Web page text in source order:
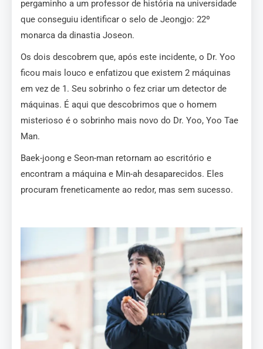
pergaminho a um professor de história na universidade
que conseguiu identificar o selo de Jeongjo: 22º
monarca da dinastia Joseon.
Os dois descobrem que, após este incidente, o Dr. Yoo
ficou mais louco e enfatizou que existem 2 máquinas
em vez de 1. Seu sobrinho o fez criar um detector de
máquinas. É aqui que descobrimos que o homem
misterioso é o sobrinho mais novo do Dr. Yoo, Yoo Tae
Man.
Baek-joong e Seon-man retornam ao escritório e
encontram a máquina e Min-ah desaparecidos. Eles
procuram freneticamente ao redor, mas sem sucesso.